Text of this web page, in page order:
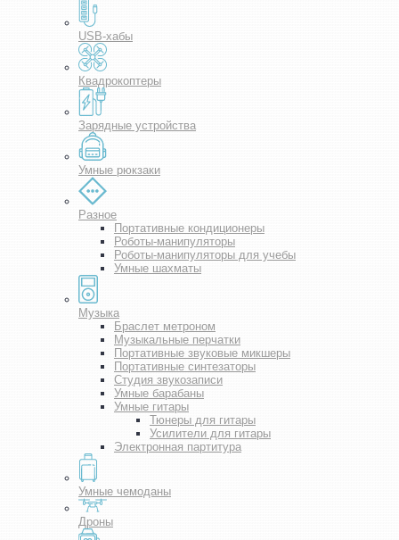
USB-хабы
Квадрокоптеры
Зарядные устройства
Умные рюкзаки
Разное
Портативные кондиционеры
Роботы-манипуляторы
Роботы-манипуляторы для учебы
Умные шахматы
Музыка
Браслет метроном
Музыкальные перчатки
Портативные звуковые микшеры
Портативные синтезаторы
Студия звукозаписи
Умные барабаны
Умные гитары
Тюнеры для гитары
Усилители для гитары
Электронная партитура
Умные чемоданы
Дроны